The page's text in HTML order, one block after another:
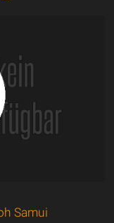
Samui